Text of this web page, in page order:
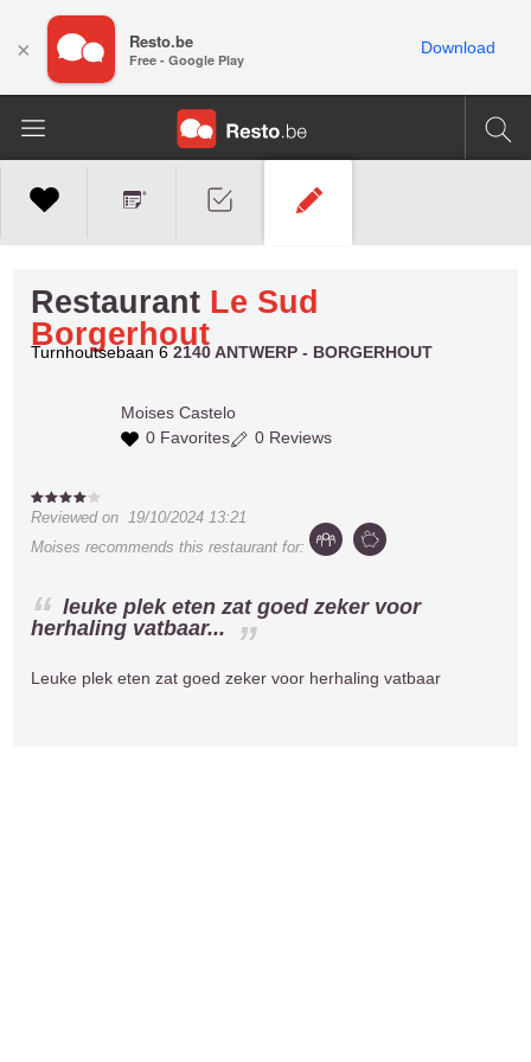
Restaurant Le Sud
Borgerhout
Turnhoutsebaan 62140 ANTWERP - BORGERHOUT
Moises Castelo
0 Favorites
0 Reviews
Reviewed on19/10/2024 13:21
Moises recommends this restaurant for:
leuke plek eten zat goed zeker voor
herhaling vatbaar...
Leuke plek eten zat goed zeker voor herhaling vatbaar
× Resto.be
Free - Google Play
Download